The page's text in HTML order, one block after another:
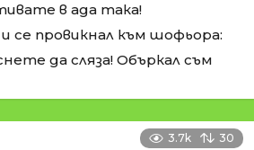
в ада така!
се провикнал към шофьора:
да сляза! Объркал съм
3.7k 30